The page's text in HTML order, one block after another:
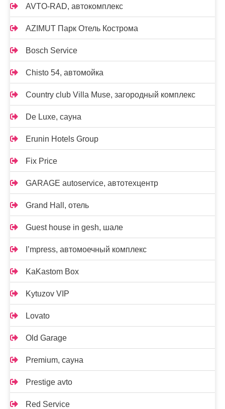
AVTO-RAD, автокомплекс
AZIMUT Парк Отель Кострома
Bosch Service
Chisto 54, автомойка
Country club Villa Muse, загородный комплекс
De Luxe, сауна
Erunin Hotels Group
Fix Price
GARAGE autoservice, автотехцентр
Grand Hall, отель
Guest house in gesh, шале
I’mpress, автомоечный комплекс
KaKastom Box
Kytuzov VIP
Lovato
Old Garage
Premium, сауна
Prestige avto
Red Service